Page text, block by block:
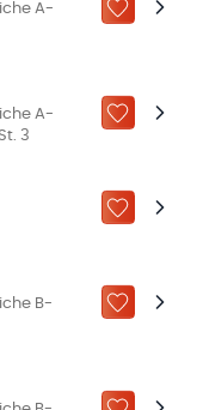
A-
ZU „MEINE
A-
3
ZU „MEINE
ZU „MEINE
B-
ZU „MEINE